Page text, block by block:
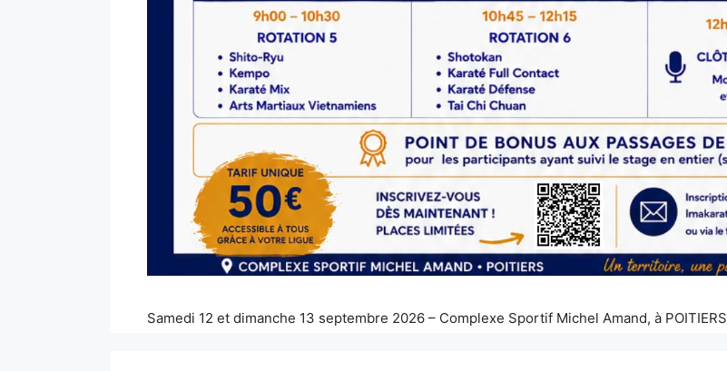
Samedi 12 et dimanche 13 septembre 2026 – Complexe Sportif Michel Amand, à POITIERS